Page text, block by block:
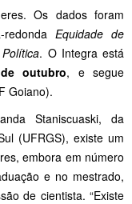
Os dados foram
Equidade de
. O Integra está
outubro, e segue
Goiano).
Staniscuaski, da
(UFRGS), existe um
embora em número
e no mestrado,
de cientista. “Existe